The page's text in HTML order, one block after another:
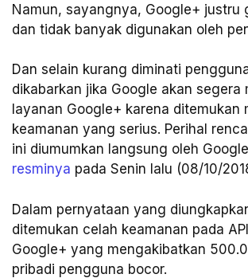
Namun, sayangnya, Google+ justru
dan tidak banyak digunakan oleh
Dan selain kurang diminati
dikabarkan jika Google akan segera
layanan Google+ karena ditemukan
keamanan yang serius. Perihal
ini diumumkan langsung oleh
resminya pada Senin lalu (08/10/
Dalam pernyataan yang
ditemukan celah keamanan pada API
Google+ yang mengakibatkan
pribadi pengguna bocor.